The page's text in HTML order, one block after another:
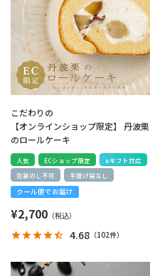
こだわりの
【オンラインショップ限定】 丹波栗
のロールケーキ
人気 ECショップ限定
eギフト対応
包装のし不可
手提げ袋なし
クール便でお届け
¥2,700
4.68 （102件）